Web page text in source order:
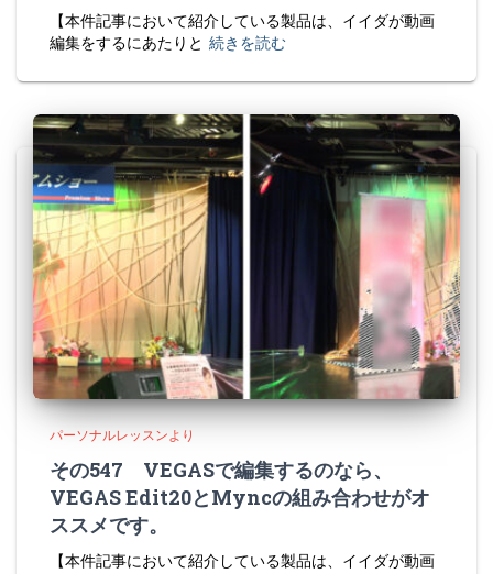
【本件記事において紹介している製品は、イイダが動画
編集をするにあたりと 続きを読む
パーソナルレッスンより
その547 VEGASで編集するのなら、
VEGAS Edit20とMyncの組み合わせがオ
ススメです。
【本件記事において紹介している製品は、イイダが動画